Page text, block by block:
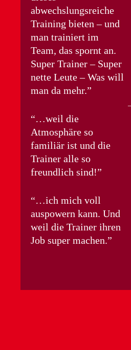
abwechslungsreiche
Training bieten – und
man trainiert im
Team, das spornt an.
Super Trainer – Super
nette Leute – Was will
man da mehr.
…weil die
Atmosphäre so
familiär ist und die
Trainer alle so
freundlich sind!
…ich mich voll
auspowern kann. Und
weil die Trainer ihren
Job super machen.